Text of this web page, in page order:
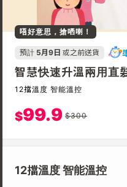
唔好意思，搶哂喇！
預計 5月9日 或之前送貨
智慧快速升溫兩用直
12擋溫度 智能溫控
$99.9 $300
12擋溫度 智能溫控